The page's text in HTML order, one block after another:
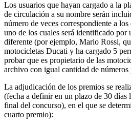
Los usuarios que hayan cargado a la
de circulación a su nombre serán
número de veces correspondiente a
uno de los cuales será identificado por
diferente (por ejemplo, Mario Rossi,
motocicletas Ducati y ha cargado 5
probar que es propietario de las
archivo con igual cantidad de números
La adjudicación de los premios se
(fecha a definir en un plazo de 30 días
final del concurso), en el que se
cuarto premio):